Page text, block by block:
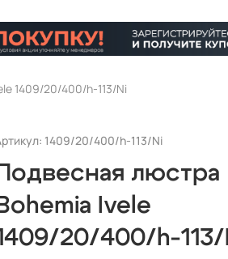
1409/20/400/h-113/Ni
1409/20/400/h-113/Ni
люстра
Ivele
20/400/h-113/